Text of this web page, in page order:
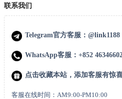
联系我们
Telegram官方客服：@link1188
WhatsApp客服：+852
点击收藏本站，添加客服有惊
客服在线时间：AM9:00-PM10:00